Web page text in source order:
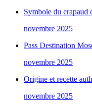
Symbole du crapaud
novembre 2025
Pass Destination
novembre 2025
Origine et recette
novembre 2025